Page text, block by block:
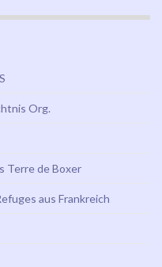
Org.
Terre de Boxer
aus Frankreich